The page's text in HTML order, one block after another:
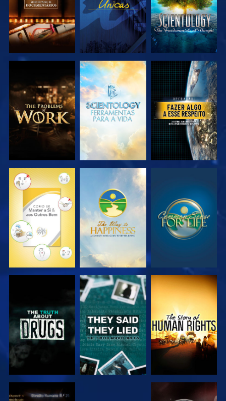
EXPLORAR A
SÉRIE
EXPLORAR A
SÉRIE
VER
VER VER VER
VER VER